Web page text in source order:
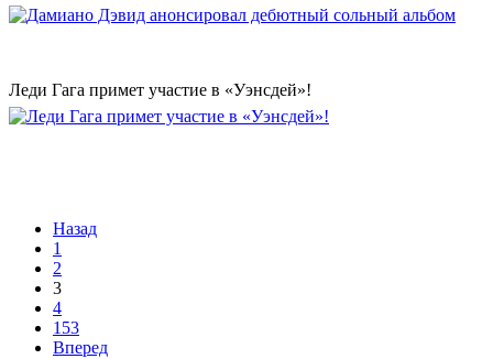
Леди Гага примет участие в «Уэнсдей»!
Назад
1
2
3
4
153
Вперед